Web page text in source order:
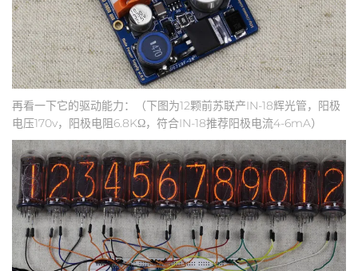
再看一下它的驱动能力：（下图为12颗前苏联产IN-18辉光管，阳极
电压170v，阳极电阻6.8KΩ，符合IN-18推荐阳极电流4-6mA）